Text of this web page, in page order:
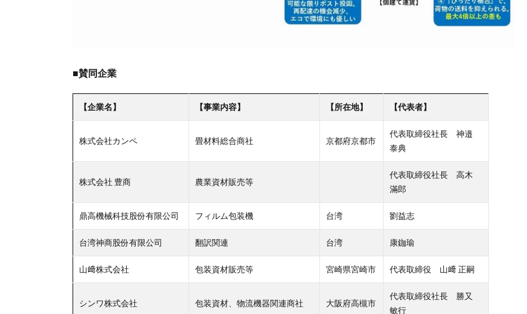
■賛同企業
【企業名】 【事業内容】 【所在地】 【代表者】
株式会社カンペ 畳材料総合商社 京都府京都市
代表取締役社長 神邉
泰典
株式会社 豊商 農業資材販売等
代表取締役社長 高木
滿郎
鼎高機械科技股份有限公司 フィルム包装機 台湾 劉益志
台湾神商股份有限公司 翻訳関連 台湾 康鉫瑜
山﨑株式会社 包装資材販売等 宮崎県宮崎市 代表取締役 山﨑 正嗣
シンワ株式会社 包装資材、物流機器関連商社 大阪府高槻市
代表取締役社長 勝又
敏行